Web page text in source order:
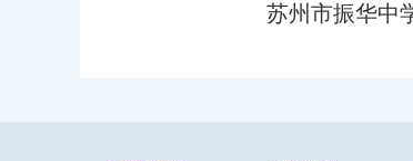
苏州市振华中学